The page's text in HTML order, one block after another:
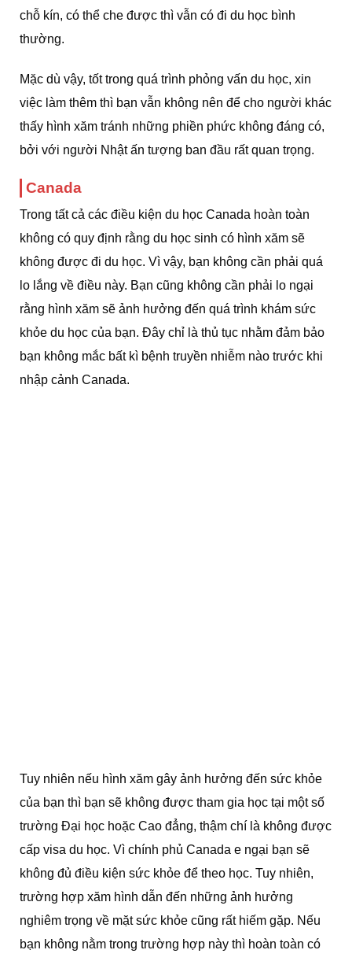
chỗ kín, có thể che được thì vẫn có đi du học bình
thường.
Mặc dù vậy, tốt trong quá trình phỏng vấn du học, xin
việc làm thêm thì bạn vẫn không nên để cho người khác
thấy hình xăm tránh những phiền phức không đáng có,
bởi với người Nhật ấn tượng ban đầu rất quan trọng.
Canada
Trong tất cả các điều kiện du học Canada hoàn toàn
không có quy định rằng du học sinh có hình xăm sẽ
không được đi du học. Vì vậy, bạn không cần phải quá
lo lắng về điều này. Bạn cũng không cần phải lo ngại
rằng hình xăm sẽ ảnh hưởng đến quá trình khám sức
khỏe du học của bạn. Đây chỉ là thủ tục nhằm đảm bảo
bạn không mắc bất kì bệnh truyền nhiễm nào trước khi
nhập cảnh Canada.
Tuy nhiên nếu hình xăm gây ảnh hưởng đến sức khỏe
của bạn thì bạn sẽ không được tham gia học tại một số
trường Đại học hoặc Cao đẳng, thậm chí là không được
cấp visa du học. Vì chính phủ Canada e ngại bạn sẽ
không đủ điều kiện sức khỏe để theo học. Tuy nhiên,
trường hợp xăm hình dẫn đến những ảnh hưởng
nghiêm trọng về mặt sức khỏe cũng rất hiếm gặp. Nếu
bạn không nằm trong trường hợp này thì hoàn toàn có